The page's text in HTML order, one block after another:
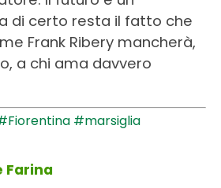
di certo resta il fatto che
Frank Ribery mancherà,
a chi ama davvero
#marsiglia
Farina